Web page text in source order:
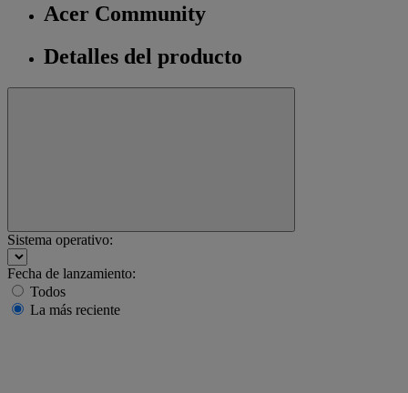
Acer Community
Detalles del producto
Sistema operativo:
Fecha de lanzamiento:
Todos
La más reciente